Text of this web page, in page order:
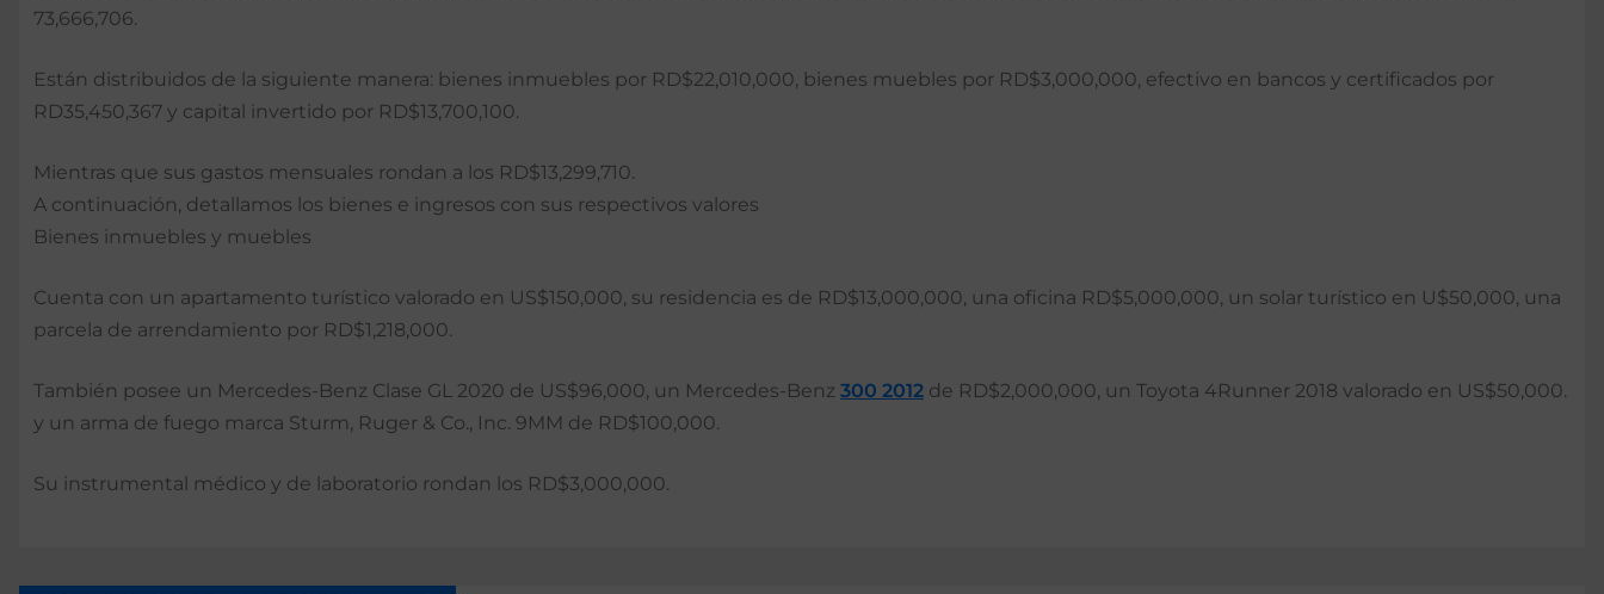
73,666,706.
Están distribuidos de la siguiente manera: bienes inmuebles por RD$22,010,000, bienes muebles por RD$3,000,000, efectivo en bancos y certificados por
RD35,450,367 y capital invertido por RD$13,700,100.
Mientras que sus gastos mensuales rondan a los RD$13,299,710.
A continuación, detallamos los bienes e ingresos con sus respectivos valores
Bienes inmuebles y muebles
Cuenta con un apartamento turístico valorado en US$150,000, su residencia es de RD$13,000,000, una oficina RD$5,000,000, un solar turístico en U$50,000, una
parcela de arrendamiento por RD$1,218,000.
También posee un Mercedes-Benz Clase GL 2020 de US$96,000, un Mercedes-Benz 300 2012 de RD$2,000,000, un Toyota 4Runner 2018 valorado en US$50,000.
y un arma de fuego marca Sturm, Ruger & Co., Inc. 9MM de RD$100,000.
Su instrumental médico y de laboratorio rondan los RD$3,000,000.